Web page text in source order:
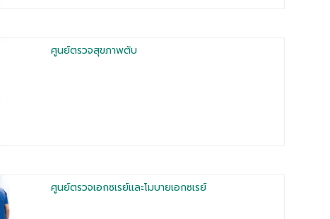
ศูนย์ตรวจสุขภาพตับ
ศูนย์ตรวจเอกซเรย์และโมบายเอกซเรย์